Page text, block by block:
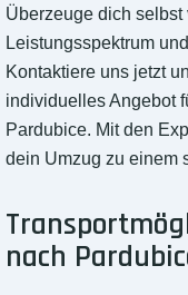
Überzeuge dich
Leistungsspektrum
Kontaktiere uns jetzt
individuelles Angebot
Pardubice. Mit den
dein Umzug zu einem
nach